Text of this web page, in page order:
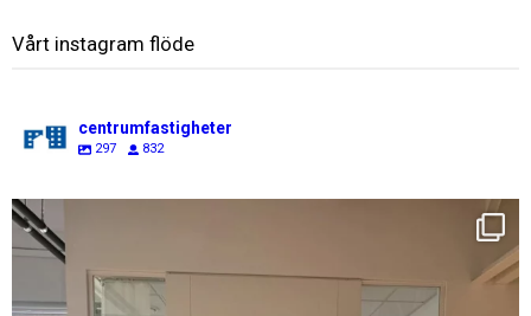
Vårt instagram flöde
centrumfastigheter
297 832